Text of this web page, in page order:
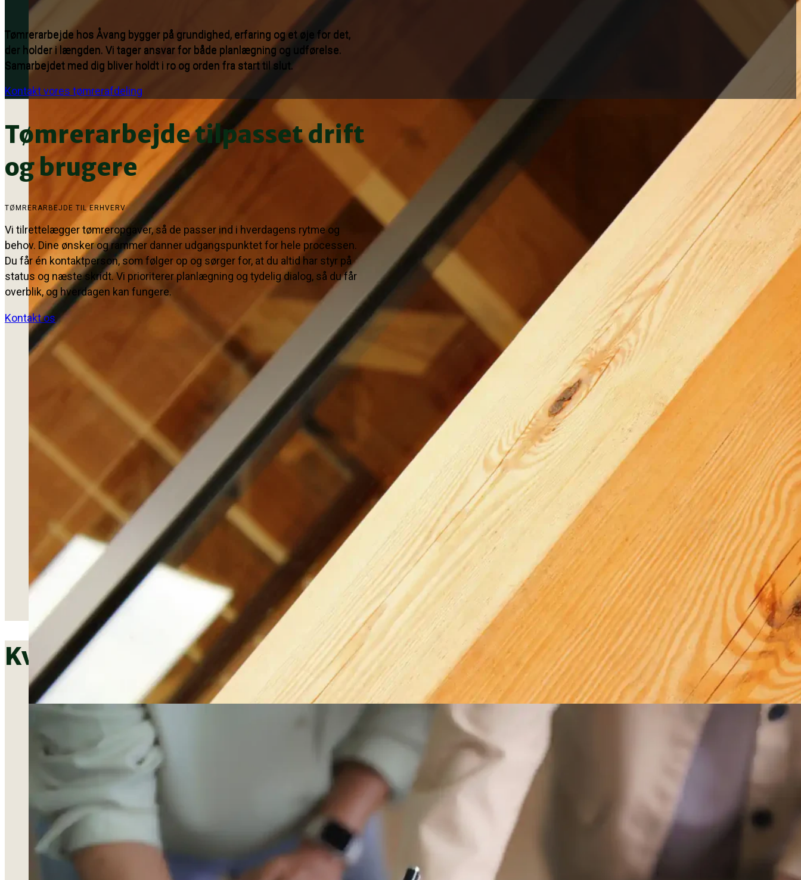
Tømrerarbejde hos Åvang bygger på grundighed, erfaring og et øje for det,
der holder i længden. Vi tager ansvar for både planlægning og udførelse.
Samarbejdet med dig bliver holdt i ro og orden fra start til slut.
Kontakt vores tømrerafdeling
Tømrerarbejde tilpasset drift
og brugere
TØMRERARBEJDE TIL ERHVERV
Vi tilrettelægger tømreropgaver, så de passer ind i hverdagens rytme og
behov. Dine ønsker og rammer danner udgangspunktet for hele processen.
Du får én kontaktperson, som følger op og sørger for, at du altid har styr på
status og næste skridt. Vi prioriterer planlægning og tydelig dialog, så du får
overblik, og hverdagen kan fungere.
Kontakt os
Vores erfaring dækker opgaver for både offentlige bygherrer, institutioner,
boligforeninger, kirker, psykiatrien, kontorer og erhvervsejendomme.
Vi arbejder roligt og systematisk, også mens bygningen er i brug. Vi tager hensyn
til brugere, adgangsforhold og eventuelle restriktioner, så tæt på alle kan fortsætte
med deres daglige opgaver, med et minimum af forstyrrelse.
Vi holder styr på koordineringen med andre fag, og vi tilpasser tidsplanen efter
drift og adgangsforhold. Hvis der opstår nye behov, får du besked med det samme,
og vi finder løsningen sammen.
Typiske tømreropgaver for erhverv og
institutioner
Vi løser især disse opgaver for erhvervskunder og offentlige bygninger:
Udskiftning af døre og vinduer
Tagrenovering og tagudskiftning
Indvendige ombygninger
Renovering af lofter, vægge og gulve
Akustikløsninger og ophængte lofter
Brandsikring
Udbedring af råd- og svampeskader
Specialløsninger ved indretning
Serviceopgaver og vedligeholdelse
Mindre entrepriser ved renovering eller ombygning
Rammeaftaler og serviceaftaler
Vi tilpasser opgaven, så den passer til både bygningen og de mennesker, der
bruger den. Vores erfaring dækker alt fra skoler, institutioner og kontorbygninger til
ældrecentre og ejendomme, hvor der skal tages særlige hensyn til adgang,
sikkerhed og daglig drift.
Kvalitet og opfølgning fra start til slut
Kvalitet hos Åvang betyder, at både det færdige arbejde og processen
fungerer. Vi udfører altid sædvanlig kvalitetssikring, så
dokumentationen gør det let for dig at orientere ledelse, drift eller andre
Vi prioriterer løbende udvikling og efteruddannelse blandt
medarbejderne. Erfaringer deles åbent, og vi lærer både af de gode
løsninger og de udfordringer, vi møder. Dit input er velkomment, og vi
tager gerne nye ønsker med i planlægningen, hvis projektet ændrer